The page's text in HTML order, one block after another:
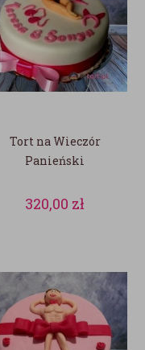
Tort na Wieczór
Panieński
320,00 zł